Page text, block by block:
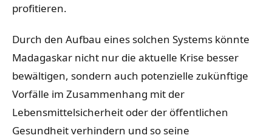
profitieren.
Durch den Aufbau eines solchen Systems könnte
Madagaskar nicht nur die aktuelle Krise besser
bewältigen, sondern auch potenzielle zukünftige
Vorfälle im Zusammenhang mit der
Lebensmittelsicherheit oder der öffentlichen
Gesundheit verhindern und so seine